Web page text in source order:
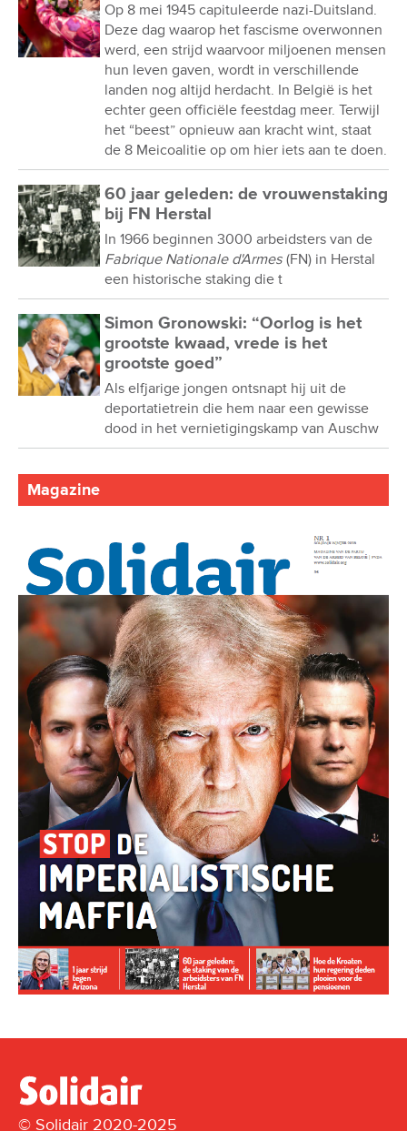
Op 8 mei 1945 capituleerde nazi-Duitsland.
Deze dag waarop het fascisme overwonnen
werd, een strijd waarvoor miljoenen mensen
hun leven gaven, wordt in verschillende
landen nog altijd herdacht. In België is het
echter geen officiële feestdag meer. Terwijl
het “beest” opnieuw aan kracht wint, staat
de 8 Meicoalitie op om hier iets aan te doen.
60 jaar geleden: de vrouwenstaking
bij FN Herstal
In 1966 beginnen 3000 arbeidsters van de
Fabrique Nationale d'Armes (FN) in Herstal
een historische staking die t
Simon Gronowski: “Oorlog is het
grootste kwaad, vrede is het
grootste goed”
Als elfjarige jongen ontsnapt hij uit de
deportatietrein die hem naar een gewisse
dood in het vernietigingskamp van Auschw
Magazine
© Solidair 2020-2025